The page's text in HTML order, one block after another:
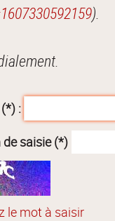
).
:
saisie (*)
le mot à saisir